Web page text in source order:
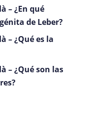
– ¿En qué
de Leber?
– ¿Qué es la
– ¿Qué son las